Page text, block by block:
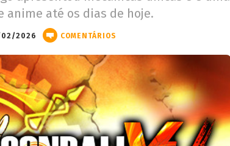
até os dias de hoje.
02/2026 COMENTÁRIOS